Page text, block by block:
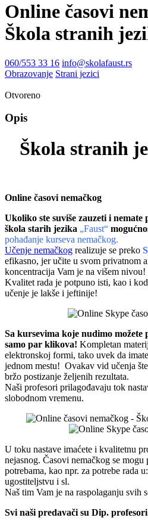
Online časovi
Škola stranih
060/553 33 16 info@skolafaust.rs
Obrazovanje Strani jezici
Otvoreno
Opis
Škola stranih
Online časovi nemačkog
Ukoliko ste suviše zauzeti i nemate
škola starih jezika „Faust“
pohađanje kurseva nemačkog.
Učenje nemačkog realizuje se preko
efikasno, jer učite u svom privatnom
koncentracija Vam je na višem nivou!
Kvalitet rada je potpuno isti, kao i
učenje je lakše i jeftinije!
Sa kursevima koje nudimo možete
samo par klikova! Kompletan
elektronskoj formi, tako uvek da
jednom mestu! Ovakav vid učenja
bržo postizanje željenih rezultata.
Naši profesori prilagođavaju tok
slobodnom vremenu.
U toku nastave imaćete i kvalitetnu
nejasnog. Časovi nemačkog se
potrebama, kao npr. za potrebe rada
ugostiteljstvu i sl.
Naš tim Vam je na raspolaganju svih
Svi naši predavači su Dip.